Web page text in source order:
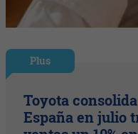
Plus
Toyota
España en julio